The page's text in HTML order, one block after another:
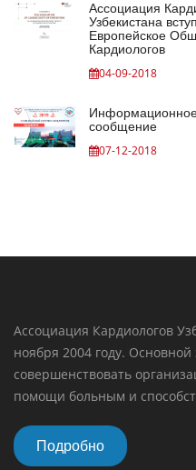
Ассоциация
Узбекистана
Европейское
Кардиологов
04-09-2018
сообщение
07-12-2018
Ассоциация Кардиологов
ноября 2004 году.
совершенствовать
помощи больным и
Подробно